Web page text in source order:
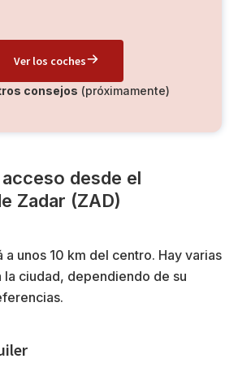
Ver los coches
consejos (próximamente)
desde el
Zadar (ZAD)
a unos 10 km del centro. Hay varias
ciudad, dependiendo de su